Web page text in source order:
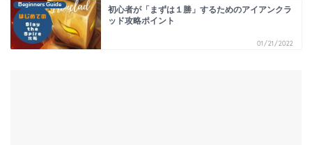
Beginners Guide
初心者が「まずは１勝」するためのアイアンクラ
ッド攻略ポイント
01/21/2022